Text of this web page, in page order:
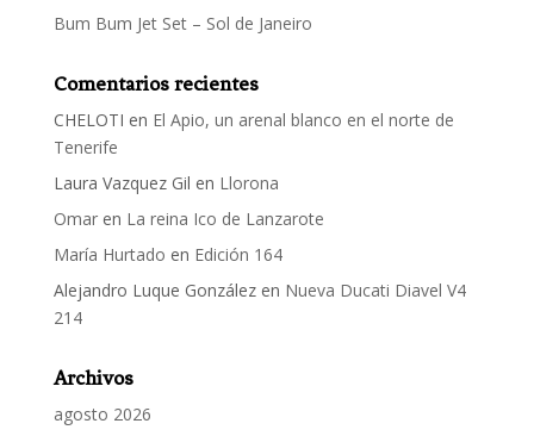
Bum Bum Jet Set – Sol de Janeiro
Comentarios recientes
CHELOTI en El Apio, un arenal blanco en el norte de
Tenerife
Laura Vazquez Gil en Llorona
Omaren La reina Ico de Lanzarote
María Hurtado en Edición 164
Alejandro Luque Gonzálezen Nueva Ducati Diavel V4
214
Archivos
agosto 2026